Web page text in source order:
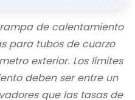
de calentamiento
para tubos de cuarzo
exterior. Los límites
deben ser entre un
que las tasas de